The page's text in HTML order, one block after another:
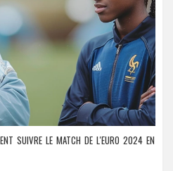
SUIVRE LE MATCH DE L'EURO 2024 EN